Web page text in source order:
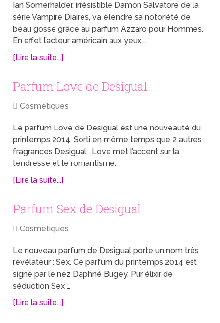
Ian Somerhalder, irrésistible Damon Salvatore de la
série Vampire Diaires, va étendre sa notoriété de
beau gosse grâce au parfum Azzaro pour Hommes.
En effet l’acteur américain aux yeux …
[Lire la suite...]
Parfum Love de Desigual
Cosmétiques
Le parfum Love de Desigual est une nouveauté du
printemps 2014. Sorti en même temps que 2 autres
fragrances Desigual, Love met l’accent sur la
tendresse et le romantisme.
[Lire la suite...]
Parfum Sex de Desigual
Cosmétiques
Le nouveau parfum de Desigual porte un nom très
révélateur : Sex. Ce parfum du printemps 2014 est
signé par le nez Daphné Bugey. Pur élixir de
séduction Sex …
[Lire la suite...]